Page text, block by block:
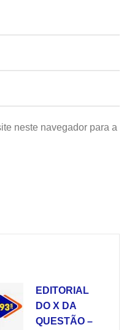
neste navegador para a
EDITORIAL
DO X DA
QUESTÃO –